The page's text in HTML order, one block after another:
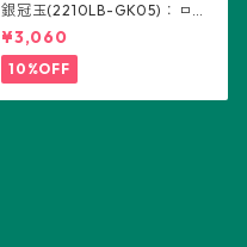
銀冠玉(2210LB-GK05)：ロフ
ォフォラ属 ※実生
¥3,060
10%OFF